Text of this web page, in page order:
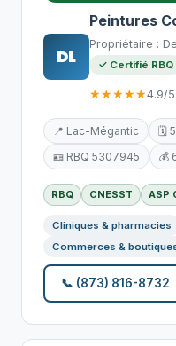
DL
Peintures
Propriétaire :
✓ Certifié RBQ
★★★★★4.9/5
📍 Lac-Mégantic 🗓️
🪪 RBQ 5307945
💰
RBQ CNESST ASP
Cliniques & pharmacies
Commerces &
📞 (873) 816-8732